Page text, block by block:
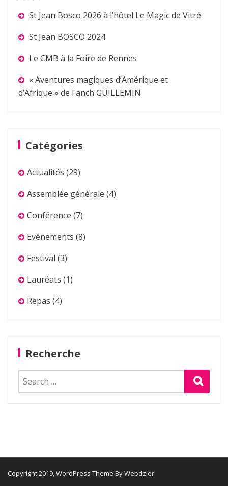
St Jean Bosco 2026 à l’hôtel Le Magic de Vitré
St Jean BOSCO 2024
Le CMB à la Foire de Rennes
« Aventures magiques d’Amérique et
d’Afrique » de Fanch GUILLEMIN
Catégories
Actualités (29)
Assemblée générale (4)
Conférence (7)
Evénements (8)
Festival (3)
Lauréats (1)
Repas (4)
Recherche
Search
Copyright 2019, WordPress Theme By Webdzier